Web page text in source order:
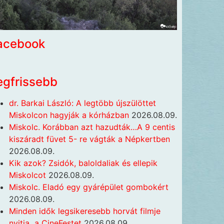
dr. Barkai László: A legtöbb újszülöttet
Miskolcon hagyják a kórházban 2026.08.09.
Miskolc. Korábban azt hazudták…A 9 centis
kiszáradt füvet 5- re vágták a Népkertben
2026.08.09.
Kik azok? Zsidók, baloldaliak és ellepik
Miskolcot 2026.08.09.
Miskolc. Eladó egy gyárépület gombokért
2026.08.09.
Minden idők legsikeresebb horvát filmje